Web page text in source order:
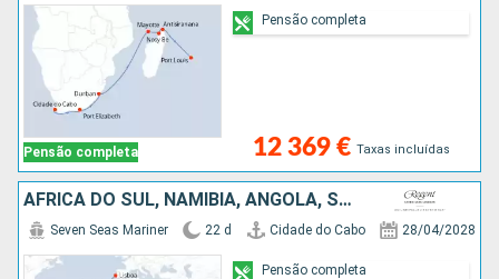
Pensão completa 12 369 € Taxas incluídas
Pensão completa
AFRICA DO SUL, NAMÍBIA, ANGOLA, SAO TOMÉ ET PRINCIPE, COSTA DO MARFIM, REINO UNIDO, CABO VERDE, TENERIFE, PORTUGAL
Seven Seas Mariner 22 d Cidade do Cabo 28/04/2028
Pensão completa